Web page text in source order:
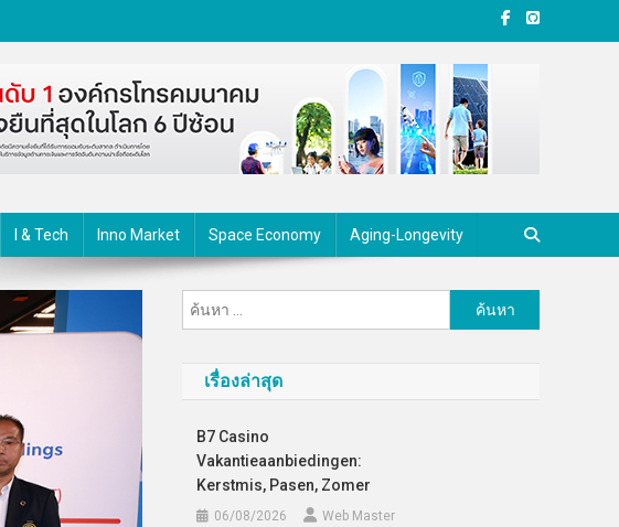
I & Tech Inno Market Space Economy Aging-Longevity
ค้นหา
สำหรับ:
เรื่องล่าสุด
B7 Casino
Vakantieaanbiedingen:
Kerstmis, Pasen, Zomer
06/08/2026 Web Master